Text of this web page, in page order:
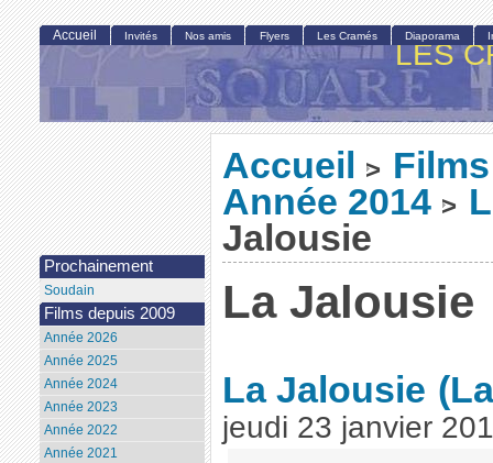
LES
Accueil >
Année 2014 >
Jalousie
La Jalousie
La Jalousie
jeudi 23 janvier
Accueil Invités Nos amis Flyers Les Cramés Diaporama
Prochainement
Soudain
Films depuis 2009
Année 2026
Année 2025
Année 2024
Année 2023
Année 2022
Année 2021